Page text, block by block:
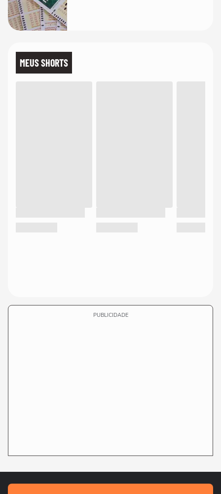
MEUS SHORTS
PUBLICIDADE